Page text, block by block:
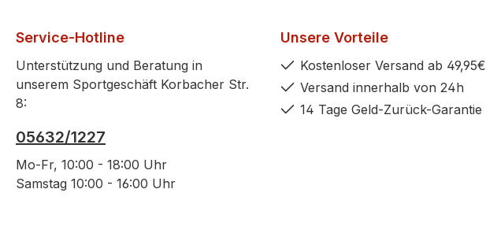
Service-Hotline
Unterstützung und Beratung in
unserem Sportgeschäft Korbacher Str.
8:
05632/1227
Mo-Fr, 10:00 - 18:00 Uhr
Samstag 10:00 - 16:00 Uhr
Unsere Vorteile
Kostenloser Versand ab 49,95€
Versand innerhalb von 24h
14 Tage Geld-Zurück-Garantie